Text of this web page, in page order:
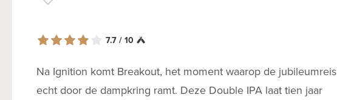
7.7 / 10
Na Ignition komt Breakout, het moment waarop de jubileumreis
echt door de dampkring ramt. Deze Double IPA laat tien jaar